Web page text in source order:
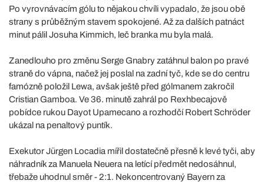
Po vyrovnávacím gólu to nějakou chvíli vypadalo, že jsou obě
strany s průběžným stavem spokojené. Až za dalších patnáct
minut pálil Josuha Kimmich, leč branka mu byla malá.
Zanedlouho pro změnu Serge Gnabry zatáhnul balon po pravé
straně do vápna, načež jej poslal na zadní tyč, kde se do centru
famózně položil Lewa, avšak ještě před gólmanem zakročil
Cristian Gamboa. Ve 36. minutě zahrál po Rexhbecajově
pobídce rukou Dayot Upamecano a rozhodčí Robert Schröder
ukázal na penaltový puntík.
Exekutor Jürgen Locadia mířil dostatečně přesně k levé tyči, aby
náhradník za Manuela Neuera na letící předmět nedosáhnul,
třebaže uhodnul směr - 2:1. Nekoncentrovaný Bayern za